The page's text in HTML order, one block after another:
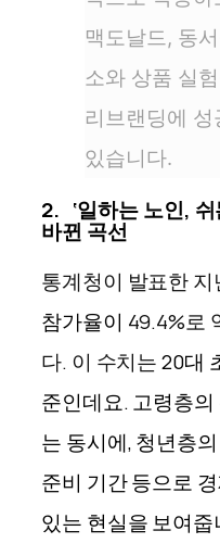
맥도날드, 동
소와 상품 실
리브랜딩에
있습니다.
2. ‘일하는 노인, 쉬
바뀐 곡선
통계청이 발표한지
참가율이 49.4%로
다. 이 수치는20대
준인데요.고령층의
는 동시에, 청년층
준비 기간 등으로
있는 현실을 보여줍